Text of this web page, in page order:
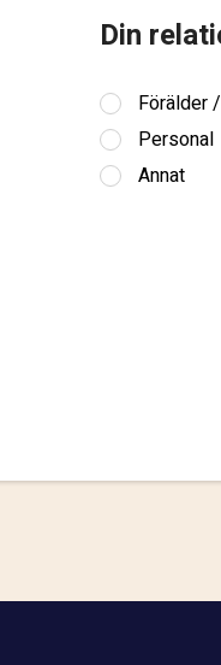
Din
Förälder
Personal
Annat